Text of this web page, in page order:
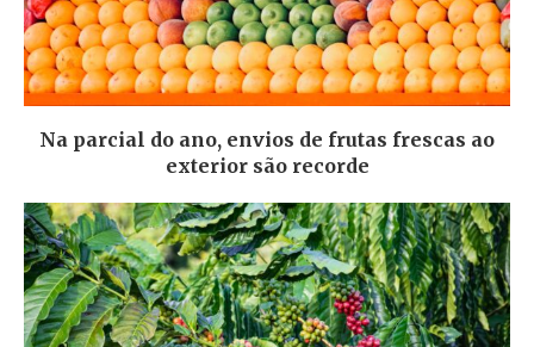
Na parcial do ano, envios de frutas frescas ao
exterior são recorde